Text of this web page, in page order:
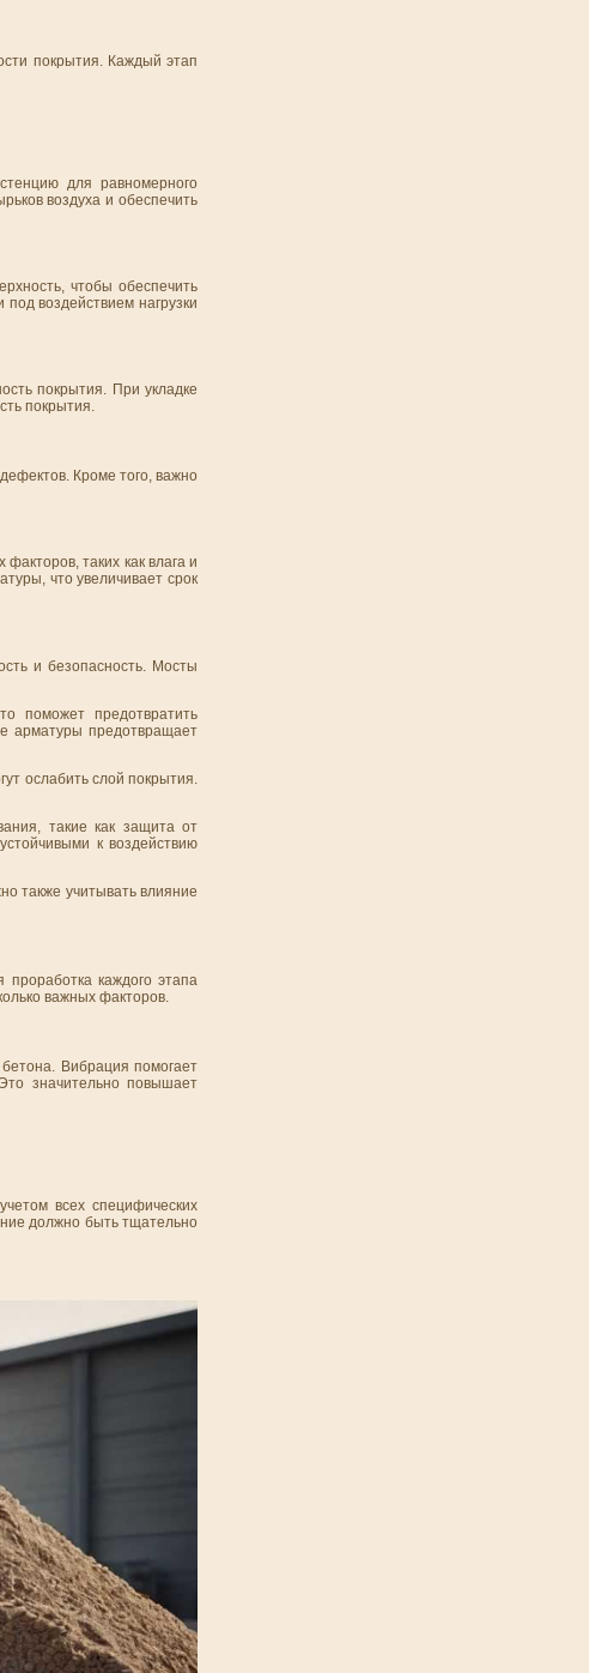
покрытия. Каждый этап
для равномерного
воздуха и обеспечить
чтобы обеспечить
воздействием нагрузки
покрытия. При укладке
покрытия.
Кроме того, важно
таких как влага и
что увеличивает срок
и безопасность. Мосты
поможет предотвратить
арматуры предотвращает
ослабить слой покрытия.
такие как защита от
к воздействию
также учитывать влияние
каждого этапа
важных факторов.
Вибрация помогает
значительно повышает
всех специфических
должно быть тщательно